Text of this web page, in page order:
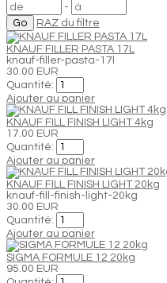
-
RAZ du filtre
KNAUF FILLER PASTA 17L
knauf-filler-pasta-17l
30.00 EUR
Quantité:
Ajouter au panier
KNAUF FILL FINISH LIGHT 4kg
17.00 EUR
Quantité:
Ajouter au panier
KNAUF FILL FINISH LIGHT 20kg
knauf-fill-finish-light-20kg
30.00 EUR
Quantité:
Ajouter au panier
SIGMA FORMULE 12 20kg
95.00 EUR